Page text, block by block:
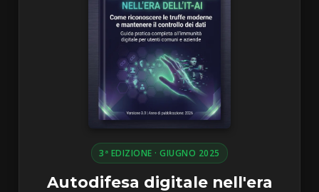
3ª EDIZIONE · GIUGNO 2025
Autodifesa digitale nell'era